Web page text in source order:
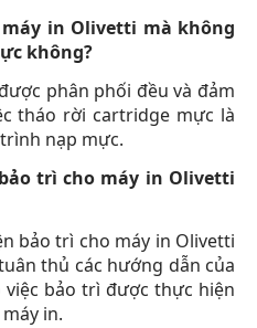
in Olivetti mà không
không?
phân phối đều và đảm
tháo rời cartridge mực là
nạp mực.
trì cho máy in Olivetti
bảo trì cho máy in Olivetti
thủ các hướng dẫn của
việc bảo trì được thực hiện
in.